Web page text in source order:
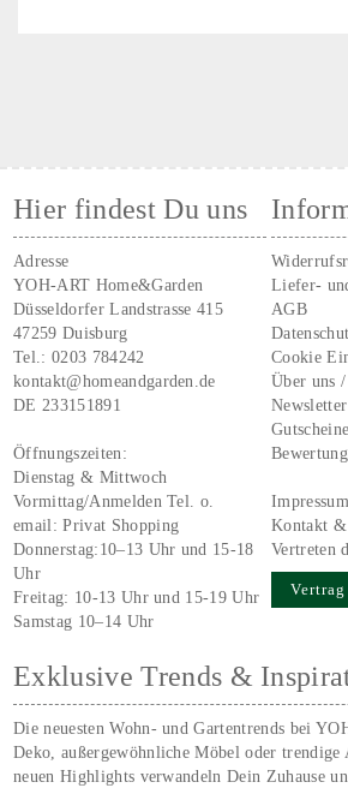
Hier findest Du uns
Adresse
YOH-ART Home&Garden
Düsseldorfer Landstrasse 415
47259 Duisburg
Tel.:0203 784242
kontakt@homeandgarden.de
DE 233151891
Öffnungszeiten:
Dienstag & Mittwoch
Vormittag/Anmelden Tel. o.
email:Privat Shopping
Donnerstag:10–13 Uhr und 15-18
Uhr
Freitag: 10-13 Uhr und 15-19 Uhr
Samstag 10–14 Uhr
Liefer-
AGB
Cookie
Über uns
Newsletter
Gutscheine
Impressum
Kontakt
Vertreten
Exklusive Trends &
Die neuesten Wohn- und Gartentrends bei
Deko, außergewöhnliche Möbel oder trendige
neuen Highlights verwandeln Dein Zuhause